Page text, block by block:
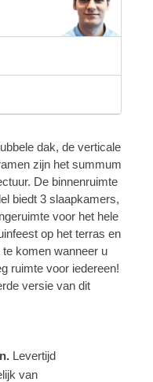
dak, de verticale
zijn het summum
De binnenruimte
biedt 3 slaapkamers,
voor het hele
op het terras en
komen wanneer u
ruimte voor iedereen!
versie van dit
Levertijd
van